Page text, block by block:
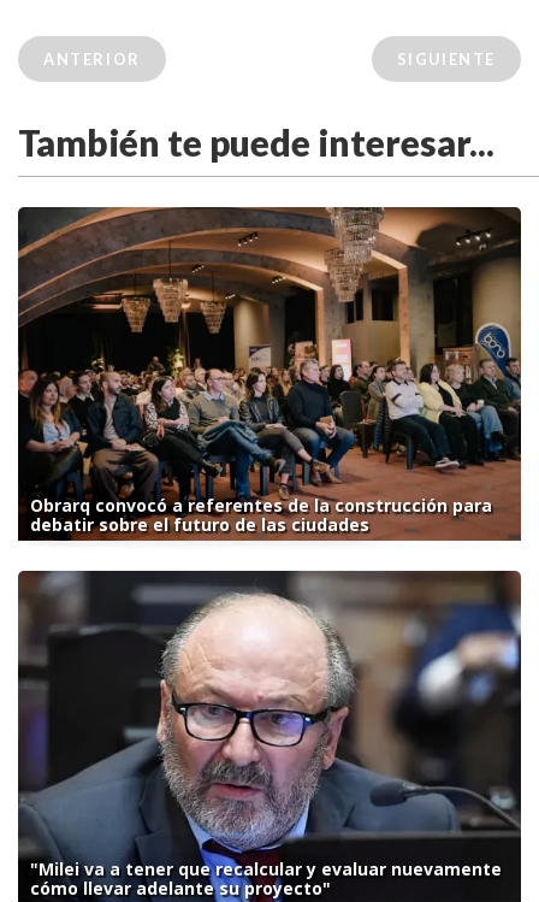
ANTERIOR SIGUIENTE
También te puede interesar...
Obrarq convocó a referentes de la construcción para
debatir sobre el futuro de las ciudades
"Milei va a tener que recalcular y evaluar nuevamente
cómo llevar adelante su proyecto"